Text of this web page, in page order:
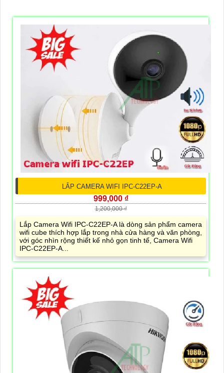
LẮP CAMERA WIFI IPC-C22EP-A
999,000 ₫
1,200,000 ₫
Lắp Camera Wifi IPC-C22EP-A là dòng sản phẩm camera
wifi cube thích hợp lắp trong nhà cửa hàng và văn phòng,
với góc nhìn rộng thiết kế nhỏ gọn tinh tế, Camera Wifi
IPC-C22EP-A...